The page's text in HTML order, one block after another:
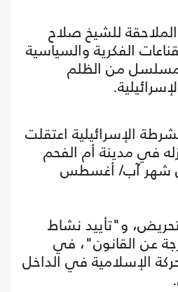
للشيخ صلاح
الفكرية والسياسية
من الظلم
الإسرائيلية اعتقلت
في مدينة أم الفحم
يوم 15 من شهر آب/ أغسطس
و"تأييد نشاط
عن القانون"، في
الإسلامية في الداخل